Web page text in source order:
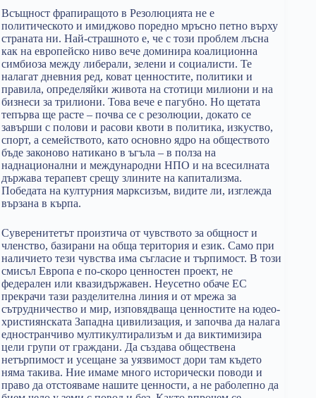
Всъщност фрапиращото в Резолюцията не е
политическото и имиджово поредно мръсно петно върху
страната ни. Най-страшното е, че с този проблем лъсна
как на европейско ниво вече доминира коалиционна
симбиоза между либерали, зелени и социалисти. Те
налагат дневния ред, коват ценностите, политики и
правила, определяйки живота на стотици милиони и на
бизнеси за трилиони. Това вече е пагубно. Но щетата
тепърва ще расте – почва се с резолюции, докато се
завърши с полови и расови квоти в политика, изкуство,
спорт, а семейството, като основно ядро на обществото
бъде законово натикано в ъгъла – в полза на
наднационални и международни НПО и на всесилната
държава терапевт срещу злините на капитализма.
Победата на културния марксизъм, видите ли, изглежда
вързана в кърпа.
Суверенитетът произтича от чувството за общност и
членство, базирани на обща територия и език. Само при
наличието тези чувства има съгласие и търпимост. В този
смисъл Европа е по-скоро ценностен проект, не
федерален или квазидържавен. Неусетно обаче ЕС
прекрачи тази разделителна линия и от мрежа за
сътрудничество и мир, изповядваща ценностите на юдео-
християнската Западна цивилизация, и започва да налага
едностранчиво мултикултирализъм и да виктимизира
цели групи от граждани. Да създава обществена
нетърпимост и усещане за уязвимост дори там където
няма такива. Ние имаме много исторически поводи и
право да отстояваме нашите ценности, а не раболепно да